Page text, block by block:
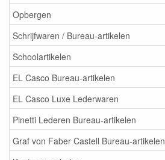
Opbergen
Schrijfwaren / Bureau-artikelen
Schoolartikelen
EL Casco Bureau-artikelen
EL Casco Luxe Lederwaren
Pinetti Lederen Bureau-artikelen
Graf von Faber Castell Bureau-artikelen